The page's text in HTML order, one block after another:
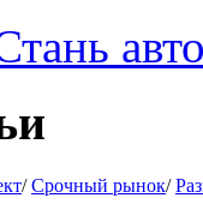
/Срочный рынок/